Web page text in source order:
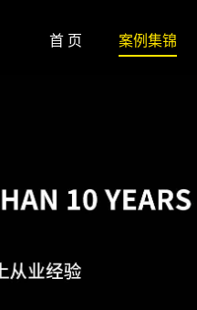
首 页 案例集锦